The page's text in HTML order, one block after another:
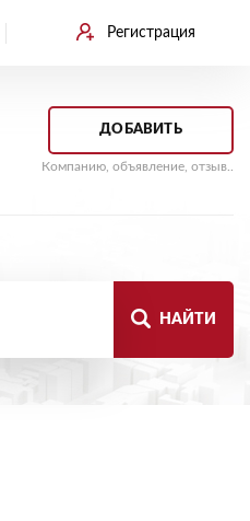
Регистрация
ДОБАВИТЬ
Компанию, объявление, отзыв..
НАЙТИ